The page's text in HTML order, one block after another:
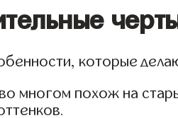
которые
многом похож на